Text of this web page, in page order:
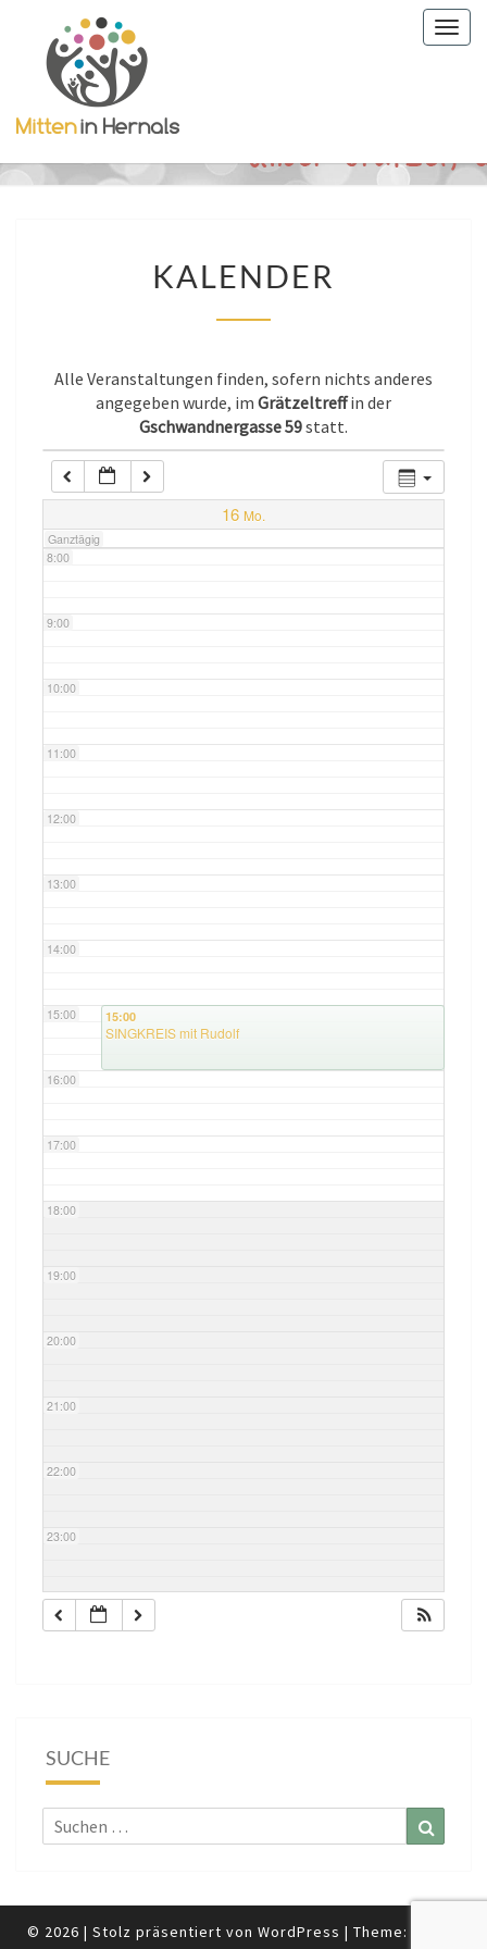
KALENDER
Alle Veranstaltungen finden, sofern nichts anderes
angegeben wurde, im Grätzeltreffin der
Gschwandnergasse 59statt.
16 Mo.
Ganztägig
0:00
1:00
2:00
7:00
8:00
9:00
10:00
11:00
12:00
13:00
14:00
15:00
16:00
17:00
18:00
19:00
20:00
21:00
22:00
23:00
15:00
SINGKREIS mit Rudolf
SUCHE
Suchen
nach:
© 2026 | Stolz präsentiert von WordPress | Theme: